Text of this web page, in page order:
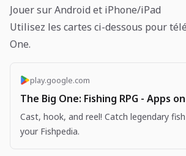
Jouer sur Android et iPhone/iPad
Utilisez les cartes ci-dessous pour
One.
play.google.com
The Big One: Fishing RPG - Apps
Cast, hook, and reel! Catch legendary
your Fishpedia.